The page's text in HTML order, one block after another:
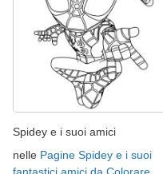
Spidey e i suoi amici
nelle Pagine Spidey e i suoi